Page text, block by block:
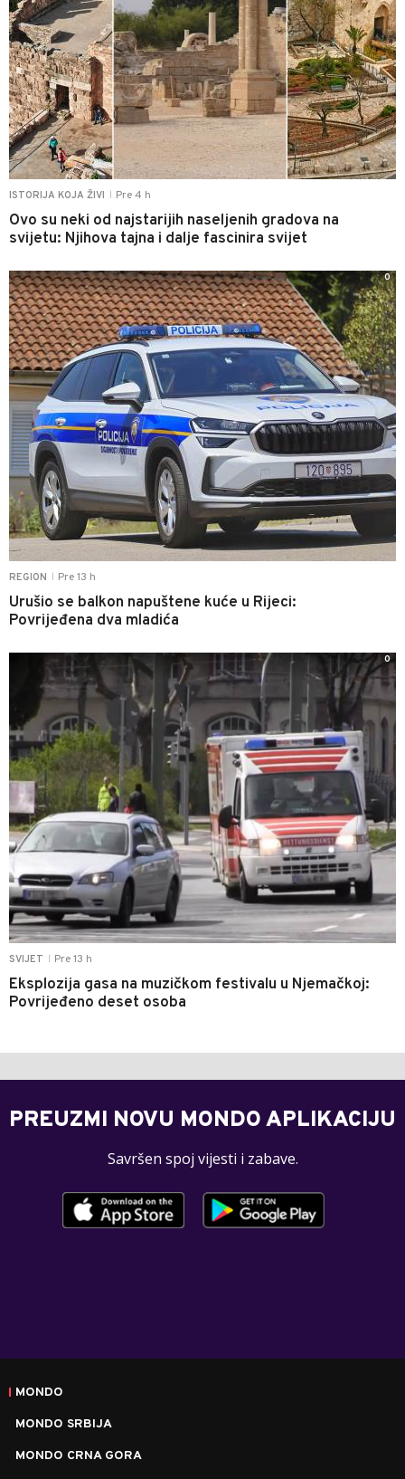
ISTORIJA KOJA ŽIVI Pre 4 h
Ovo su neki od najstarijih naseljenih gradova na
svijetu: Njihova tajna i dalje fascinira svijet
REGION Pre 13 h
Urušio se balkon napuštene kuće u Rijeci:
Povrijeđena dva mladića
0
SVIJET Pre 13 h
Eksplozija gasa na muzičkom festivalu u Njemačkoj:
Povrijeđeno deset osoba
0
PREUZMI NOVU MONDO APLIKACIJU
Savršen spoj vijesti i zabave.
MONDO
MONDO SRBIJA
MONDO CRNA GORA